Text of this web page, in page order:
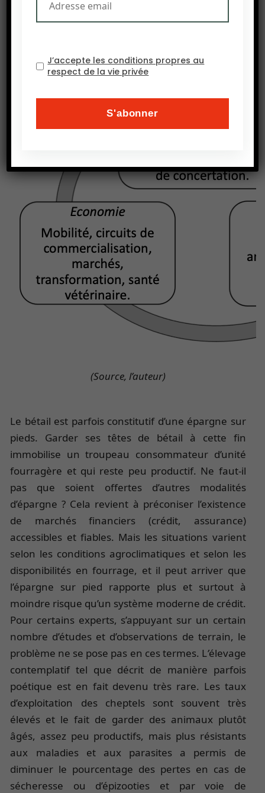
à l’agriculture, parce que pauvres ou accidentés.
Figure 1. Les trois piliers du pastoralisme
(Source, l’auteur)
Le bétail est parfois constitutif d’une épargne sur
pieds. Garder ses têtes de bétail à cette fin
immobilise un troupeau consommateur d’unité
fourragère et qui reste peu productif. Ne faut-il
pas que soient offertes d’autres modalités
d’épargne ? Cela revient à préconiser l’existence
de marchés financiers (crédit, assurance)
accessibles et fiables. Mais les situations varient
selon les conditions agroclimatiques et selon les
disponibilités en fourrage, et il peut arriver que
l’épargne sur pied rapporte plus et surtout à
moindre risque qu’un système moderne de crédit.
Pour certains experts, s’appuyant sur un certain
nombre d’études et d’observations de terrain, le
problème ne se pose pas en ces termes. L’élevage
contemplatif tel que décrit de manière parfois
poétique est en fait devenu très rare. Les taux
d’exploitation des cheptels sont souvent très
élevés et le fait de garder des animaux plutôt
âgés, assez peu productifs, mais plus résistants
aux maladies et aux parasites a permis de
diminuer le pourcentage des pertes en cas de
sécheresse ou d’épizooties et par voie de
J’accepte les conditions propres au
respect de la vie privée